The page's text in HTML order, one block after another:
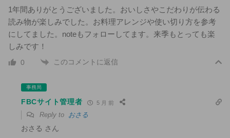
1年間ありがとうございました。おいしさやこだわりが伝わる
読み物が楽しみでした。お料理アレンジや使い切り方を参考
にしてました。noteもフォローしてます。来季もとっても楽
しみです！
0 このコメントに返信
事務局
FBCサイト管理者 5 月 前
Reply to おさる
おさる さん